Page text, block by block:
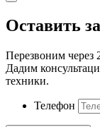
Оставить
Перезвоним через
Дадим
техники.
Телефон